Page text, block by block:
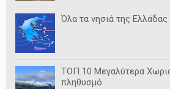
Όλα τα νησιά της Ελλάδας
ΤΟΠ 10 Μεγαλύτερα
πληθυσμό